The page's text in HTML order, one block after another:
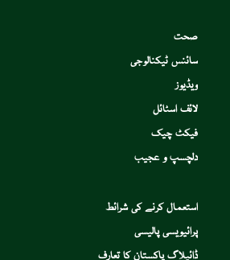
صحت
سائنس ٹیکنالوجی
ویڈیوز
لائف اسٹائل
فیکٹ چیک
دلچسپ و عجیب
استعمال کرنے کی شرائط
پرائیویسی پالیسی
ڈائیلاگ پاکستان کا تعارف